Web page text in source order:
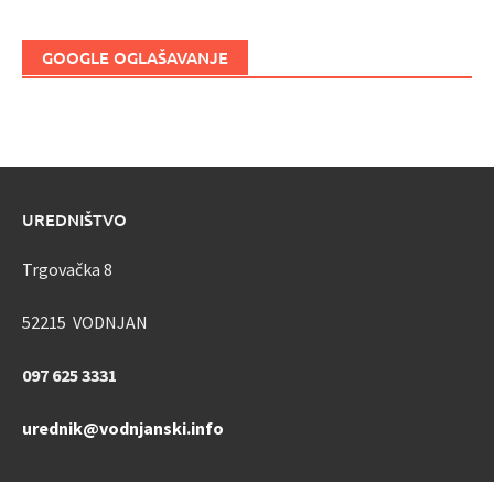
GOOGLE OGLAŠAVANJE
UREDNIŠTVO
Trgovačka 8
52215 VODNJAN
097 625 3331
urednik@vodnjanski.info